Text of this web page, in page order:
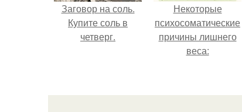
Заговор на соль.
Купите соль в
четверг.
Некоторые
психосоматические
причины лишнего
веса: